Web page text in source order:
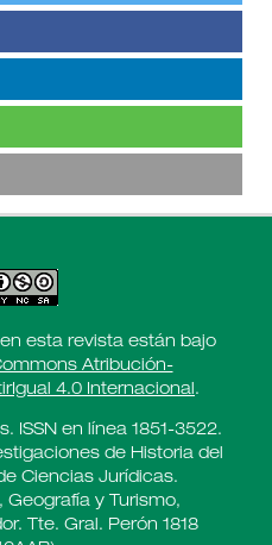
esta revista están bajo
Atribución-
4.0 Internacional.
ISSN en línea 1851-3522.
de Historia del
Ciencias Jurídicas.
Geografía y Turismo,
Tte. Gral. Perón 1818